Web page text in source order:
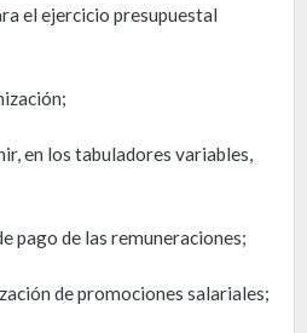
el ejercicio presupuestal
en los tabuladores variables,
pago de las remuneraciones;
de promociones salariales;